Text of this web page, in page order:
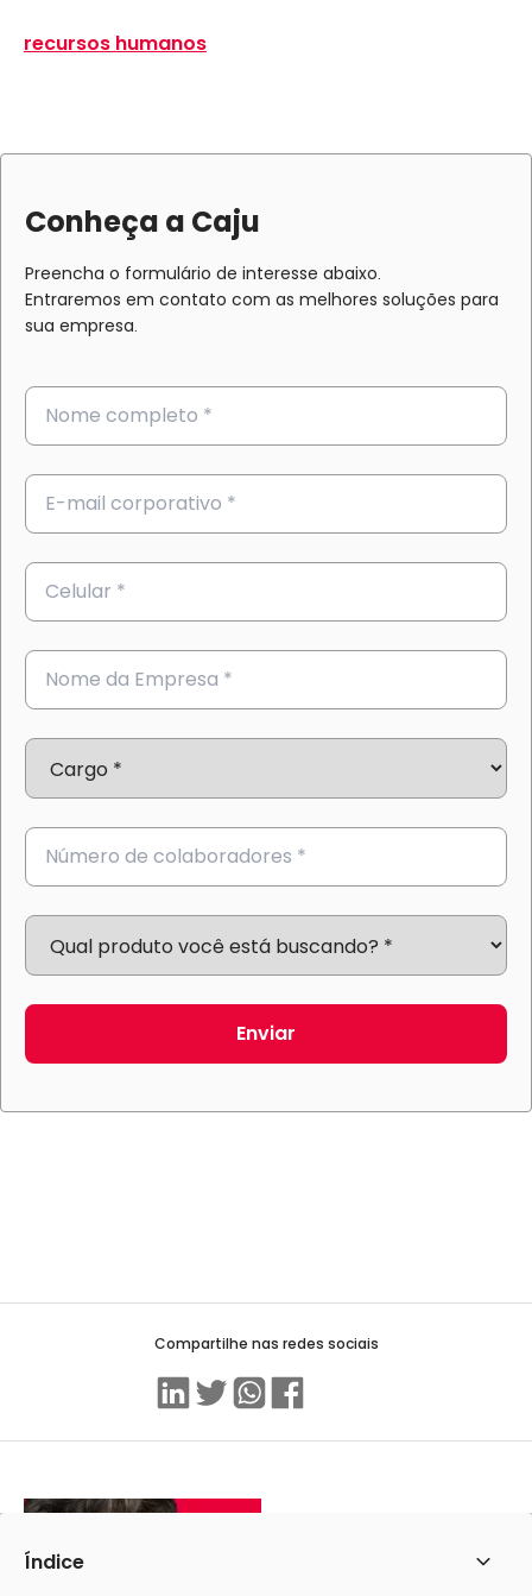
recursos humanos
Índice
Conheça a Caju
Preencha o formulário de interesse abaixo.
Entraremos em contato com as melhores soluções para
sua empresa.
Enviar
Compartilhe nas redes sociais
LinkedinTwitterWhatsApp
Facebook